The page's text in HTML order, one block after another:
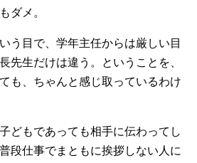
ダメ。
う目で、学年主任からは厳しい目
先生だけは違う。ということを、
も、ちゃんと感じ取っているわけ
どもであっても相手に伝わってし
段仕事でまともに挨拶しない人に